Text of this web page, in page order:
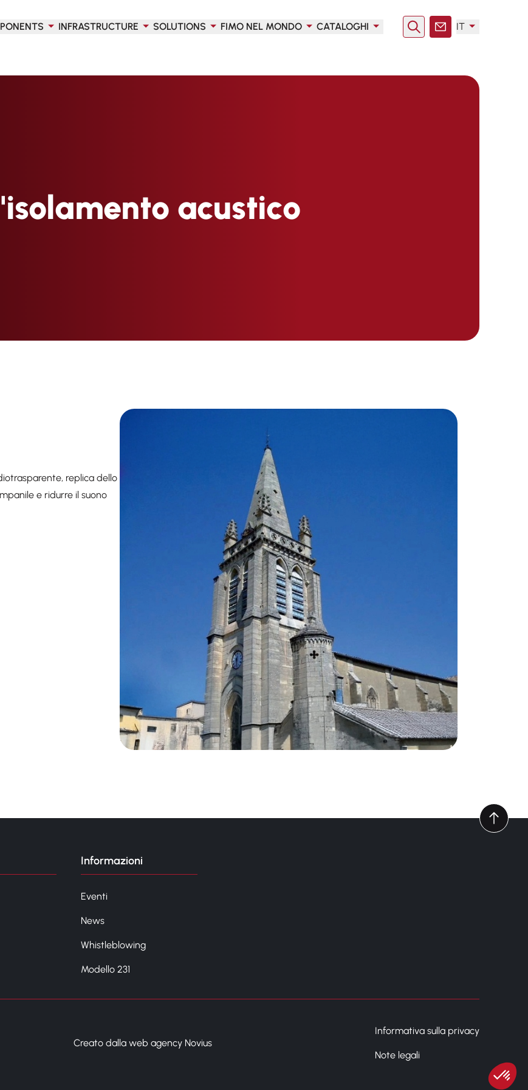
INFRASTRUCTURE SOLUTIONS FIMO NEL MONDO CATALOGHI RicercaContatto
IT
acustico
replica dello
e ridurre il suono
Informazioni
Eventi
News
Whistleblowing
Modello 231
Creato dalla web agency Novius
Informativa sulla privacy
Note legali